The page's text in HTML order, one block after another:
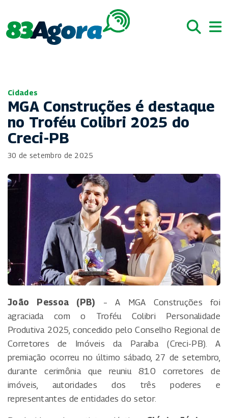
Cidades
MGA Construções é destaque
no Troféu Colibri 2025 do
Creci-PB
30 de setembro de 2025
João Pessoa (PB) – A MGA Construções foi
agraciada com o Troféu Colibri Personalidade
Produtiva 2025, concedido pelo Conselho Regional de
Corretores de Imóveis da Paraíba (Creci-PB). A
premiação ocorreu no último sábado, 27 de setembro,
durante cerimônia que reuniu 810 corretores de
imóveis, autoridades dos três poderes e
representantes de entidades do setor.